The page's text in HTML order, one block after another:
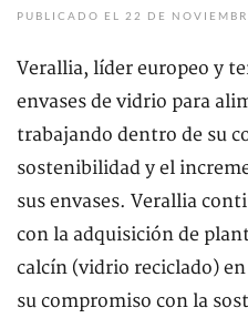
PUBLICADO EL 22 DE
Verallia, líder europeo y
envases de vidrio para
trabajando dentro de su
sostenibilidad y el
sus envases. Verallia
con la adquisición de
calcín (vidrio reciclado)
su compromiso con la